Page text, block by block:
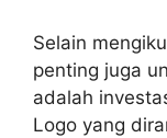
Selain
penting juga
adalah
Logo yang